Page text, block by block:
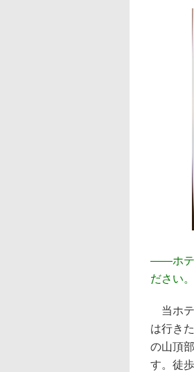
――ホ
ださい。
当ホ
は行き
の山頂
す。徒